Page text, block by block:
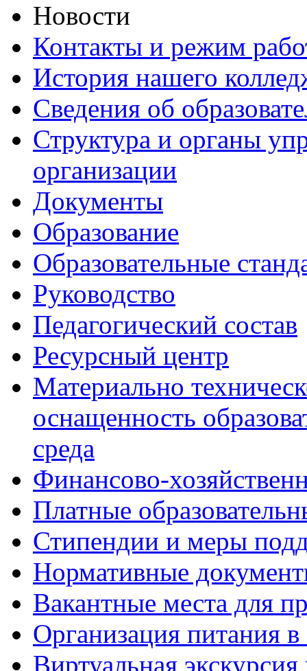
Новости
Контакты и режим
История нашего
Сведения об
Структура и органы
организации
Документы
Образование
Образовательные
Руководство
Педагогический состав
Ресурсный центр
Материально
оснащенность
среда
Финансово-
Платные
Стипендии и меры
Нормативные
Вакантные места для
Организация питания в
Виртуальная